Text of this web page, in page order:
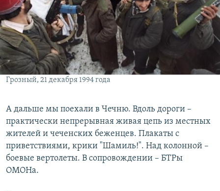
Грозный, 21 декабря 1994 года
А дальше мы поехали в Чечню. Вдоль дороги –
практически непрерывная живая цепь из местных
жителей и чеченских беженцев. Плакаты с
приветствиями, крики "Шамиль!". Над колонной –
боевые вертолеты. В сопровождении – БТРы
ОМОНа.